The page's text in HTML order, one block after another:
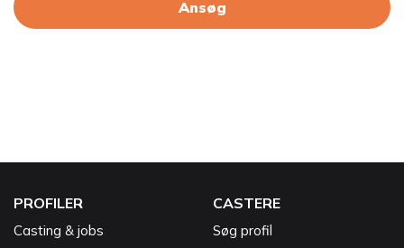
Ansøg
PROFILER
Casting & jobs
CASTERE
Søg profil